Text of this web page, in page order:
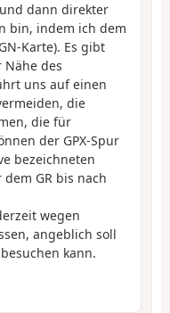
dann direkter
bin, indem ich dem
Karte). Es gibt
des
uns auf einen
die
die für
der GPX-Spur
bezeichneten
GR bis nach
wegen
angeblich soll
kann.